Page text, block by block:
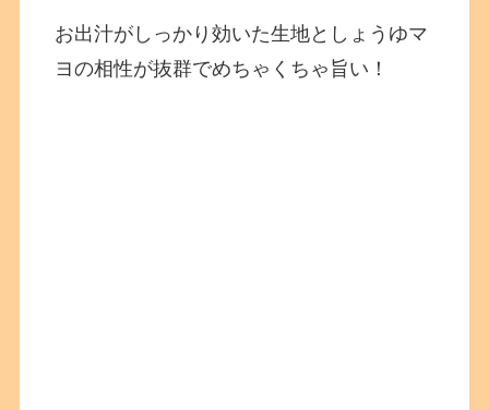
お出汁がしっかり効いた生地としょうゆマ
ヨの相性が抜群でめちゃくちゃ旨い！